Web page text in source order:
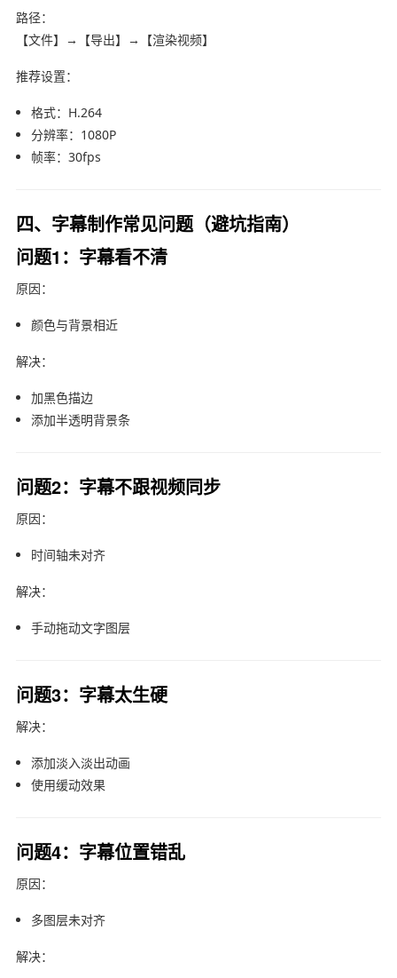
路径：
【文件】→【导出】→【渲染视频】
推荐设置：
格式：H.264
分辨率：1080P
帧率：30fps
四、字幕制作常见问题（避坑指南）
问题1：字幕看不清
原因：
颜色与背景相近
解决：
加黑色描边
添加半透明背景条
问题2：字幕不跟视频同步
原因：
时间轴未对齐
解决：
手动拖动文字图层
问题3：字幕太生硬
解决：
添加淡入淡出动画
使用缓动效果
问题4：字幕位置错乱
原因：
多图层未对齐
解决：